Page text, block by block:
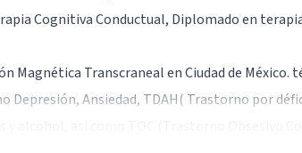
Cognitiva Conductual, Diplomado en
Magnética Transcraneal en Ciudad de México.
Ansiedad, TDAH( Trastorno por